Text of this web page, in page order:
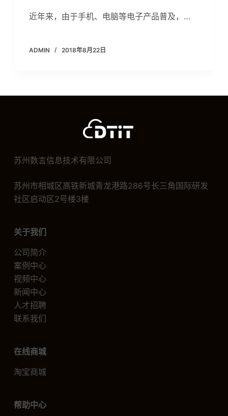
近年来，由于手机、电脑等电子产品普及，…
ADMIN 2018年8月22日
苏州数言信息技术有限公司
苏州市相城区高铁新城青龙港路286号长三角国际研发
社区启动区2号楼3楼
关于我们
公司简介
案例中心
视频中心
新闻中心
人才招聘
联系我们
在线商城
淘宝商城
帮助中心